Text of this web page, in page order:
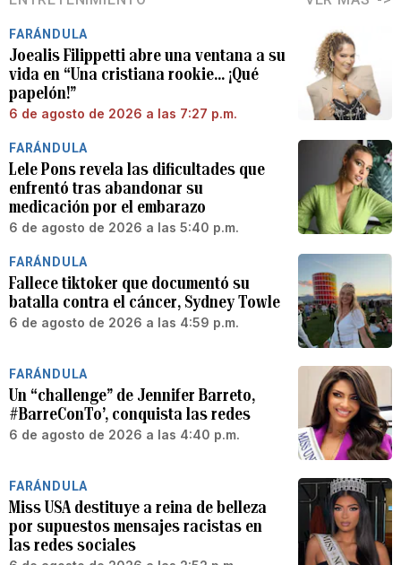
FARÁNDULA
Joealis Filippetti abre una ventana a su
vida en “Una cristiana rookie… ¡Qué
papelón!”
6 de agosto de 2026 a las 7:27 p.m.
FARÁNDULA
Lele Pons revela las dificultades que
enfrentó tras abandonar su
medicación por el embarazo
6 de agosto de 2026 a las 5:40 p.m.
FARÁNDULA
Fallece tiktoker que documentó su
batalla contra el cáncer, Sydney Towle
6 de agosto de 2026 a las 4:59 p.m.
FARÁNDULA
Un “challenge” de Jennifer Barreto,
#BarreConTo’, conquista las redes
6 de agosto de 2026 a las 4:40 p.m.
FARÁNDULA
Miss USA destituye a reina de belleza
por supuestos mensajes racistas en
las redes sociales